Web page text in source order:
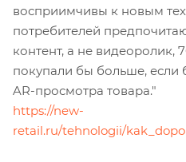
восприимчивы к новым
потребителей
контент, а не видеоролик,
покупали бы больше, если
AR-просмотра товара."
https://new-
retail.ru/tehnologii/